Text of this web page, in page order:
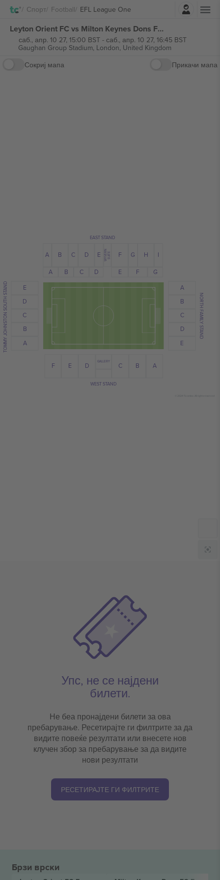
Спорт Football EFL League OneНајави се
Leyton Orient FC vs Milton Keynes Dons FC EFL League One билети
саб., апр. 10 27, 15:00 BST- саб., апр. 10 27, 16:45 BST
Gaughan Group Stadium, London, United Kingdom
Сокриј мапа
Прикачи мапа
A
B
C
D
E
A
B
C
GALLERY
D
E
F
A
B
C
D
E
A B C D E F G
A B C D E F G H I
WYVERNSUITE
EAST STAND
NORTH FAMILY STAND
WEST STAND
TOMMY JOHNSTON SOUTH STAND
Упс, не се најдени
билети.
Не беа пронајдени билети за ова
пребарување. Ресетирајте ги филтрите за да
видите повеќе резултати или внесете нов
клучен збор за пребарување за да видите
нови резултати
РЕСЕТИРАЈТЕ ГИ ФИЛТРИТЕ
Брзи врски